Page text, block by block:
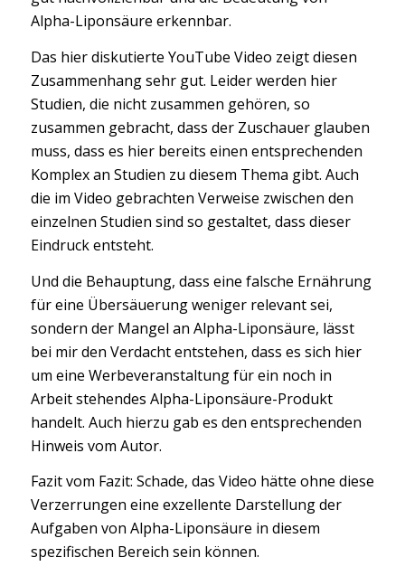
Alpha-Liponsäure erkennbar.
Das hier diskutierte YouTube Video zeigt diesen
Zusammenhang sehr gut. Leider werden hier
Studien, die nicht zusammen gehören, so
zusammen gebracht, dass der Zuschauer glauben
muss, dass es hier bereits einen entsprechenden
Komplex an Studien zu diesem Thema gibt. Auch
die im Video gebrachten Verweise zwischen den
einzelnen Studien sind so gestaltet, dass dieser
Eindruck entsteht.
Und die Behauptung, dass eine falsche Ernährung
für eine Übersäuerung weniger relevant sei,
sondern der Mangel an Alpha-Liponsäure, lässt
bei mir den Verdacht entstehen, dass es sich hier
um eine Werbeveranstaltung für ein noch in
Arbeit stehendes Alpha-Liponsäure-Produkt
handelt. Auch hierzu gab es den entsprechenden
Hinweis vom Autor.
Fazit vom Fazit: Schade, das Video hätte ohne diese
Verzerrungen eine exzellente Darstellung der
Aufgaben von Alpha-Liponsäure in diesem
spezifischen Bereich sein können.